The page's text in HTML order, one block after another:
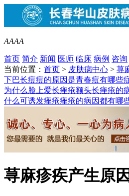
AAAA
首页 简介 新闻 医师 临床 病例 咨询
当前位置： 首页 > 皮肤病中心 > 荨
下巴长痘痘的原因是青春痘有哪些
为什么脸上爱长痤疮额头长痤疮的
什么可诱发痤疮痤疮的病因都有哪
荨麻疹疾产生原